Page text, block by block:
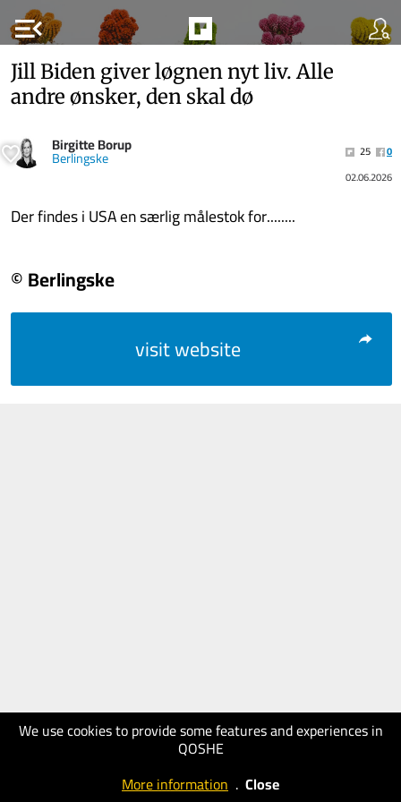
menu_open
We use cookies to provide some features and experiences in
QOSHE
More information . Close
Jill Biden giver løgnen nyt liv. Alle
andre ønsker, den skal dø
Birgitte Borup
Berlingske 25
0
02.06.2026
Der findes i USA en særlig målestok for........
© Berlingske
visit website